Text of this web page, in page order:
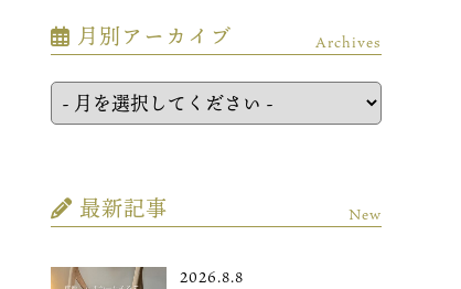
月別アーカイブ Archives
最新記事 New
2026.8.8